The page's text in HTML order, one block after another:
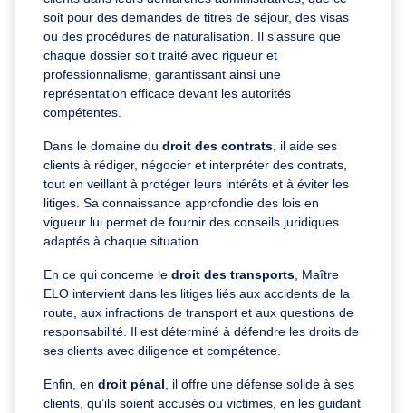
soit pour des demandes de titres de séjour, des visas
ou des procédures de naturalisation. Il s’assure que
chaque dossier soit traité avec rigueur et
professionnalisme, garantissant ainsi une
représentation efficace devant les autorités
compétentes.
Dans le domaine du droit des contrats , il aide ses
clients à rédiger, négocier et interpréter des contrats,
tout en veillant à protéger leurs intérêts et à éviter les
litiges. Sa connaissance approfondie des lois en
vigueur lui permet de fournir des conseils juridiques
adaptés à chaque situation.
En ce qui concerne le droit des transports , Maître
ELO intervient dans les litiges liés aux accidents de la
route, aux infractions de transport et aux questions de
responsabilité. Il est déterminé à défendre les droits de
ses clients avec diligence et compétence.
Enfin, en droit pénal , il offre une défense solide à ses
clients, qu’ils soient accusés ou victimes, en les guidant